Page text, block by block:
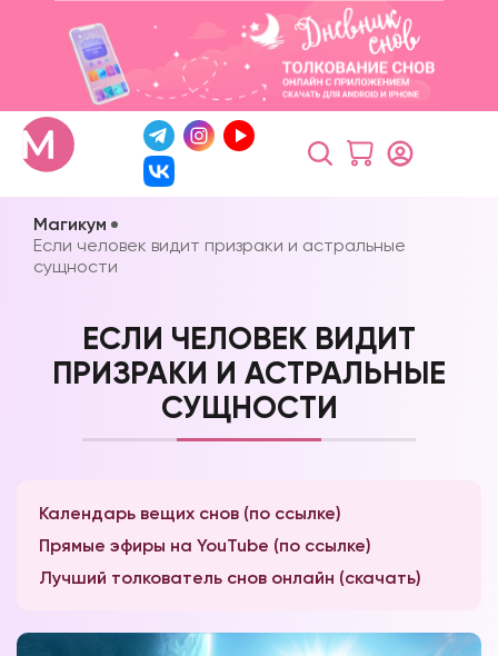
Магикум
Если человек видит призраки и астральные
сущности
ЕСЛИ ЧЕЛОВЕК ВИДИТ
ПРИЗРАКИ И АСТРАЛЬНЫЕ
СУЩНОСТИ
Календарь вещих снов (по ссылке)
Прямые эфиры на YouTube (по ссылке)
Лучший толкователь снов онлайн (скачать)